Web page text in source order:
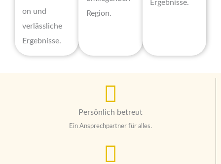
on und
verlässliche
Ergebnisse.
Region.
Ergebnisse.
Persönlich betreut
Ein Ansprechpartner für alles.